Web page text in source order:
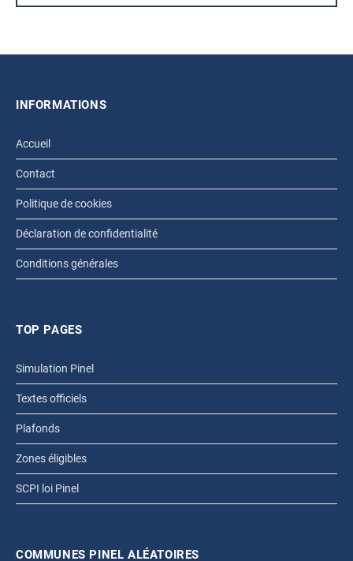
INFORMATIONS
Accueil
Contact
Politique de cookies
Déclaration de confidentialité
Conditions générales
TOP PAGES
Simulation Pinel
Textes officiels
Plafonds
Zones éligibles
SCPI loi Pinel
COMMUNES PINEL ALÉATOIRES